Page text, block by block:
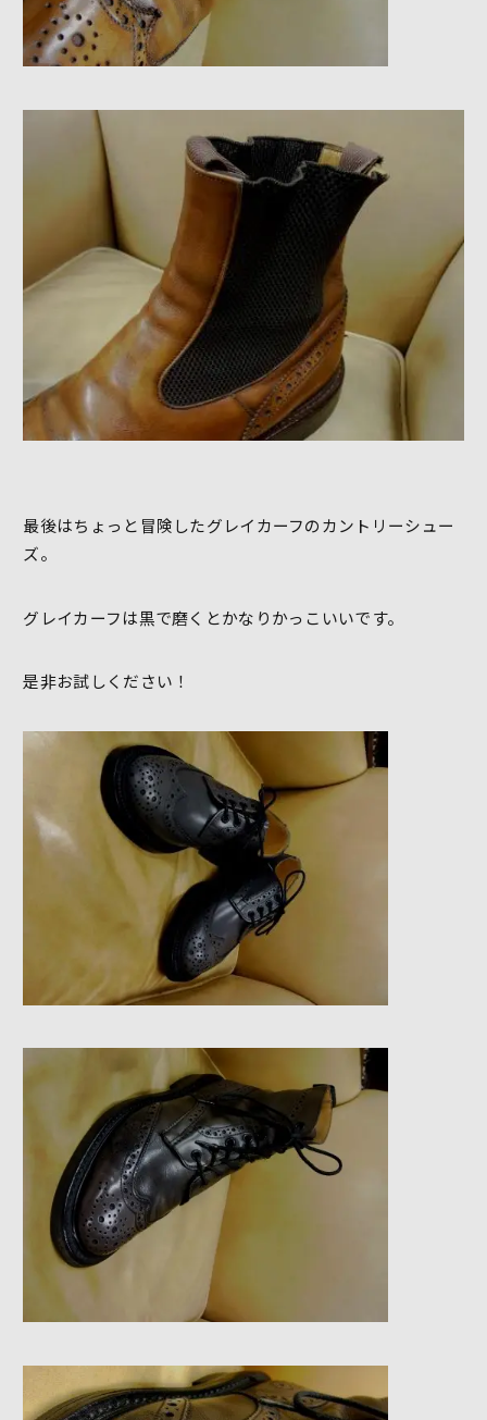
最後はちょっと冒険したグレイカーフのカントリーシュー
ズ。
グレイカーフは黒で磨くとかなりかっこいいです。
是非お試しください！